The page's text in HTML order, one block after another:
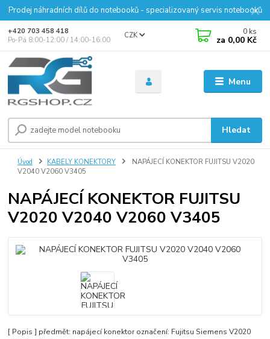
Prodej náhradních dílů do notebooků - specializovaný servis notebooků
Menu
CZK
Hledat
+420 703 458 418
Po-Pá 8:00-12:00 / 14:00-16:00
0 ks
za 0,00 Kč
Úvod KABELY KONEKTORY
NAPÁJECÍ KONEKTOR FUJITSU V2020
V2040 V2060 V3405
NAPÁJECÍ KONEKTOR FUJITSU
V2020 V2040 V2060 V3405
[ Popis ] předmět: napájecí konektor označení: Fujitsu Siemens V2020